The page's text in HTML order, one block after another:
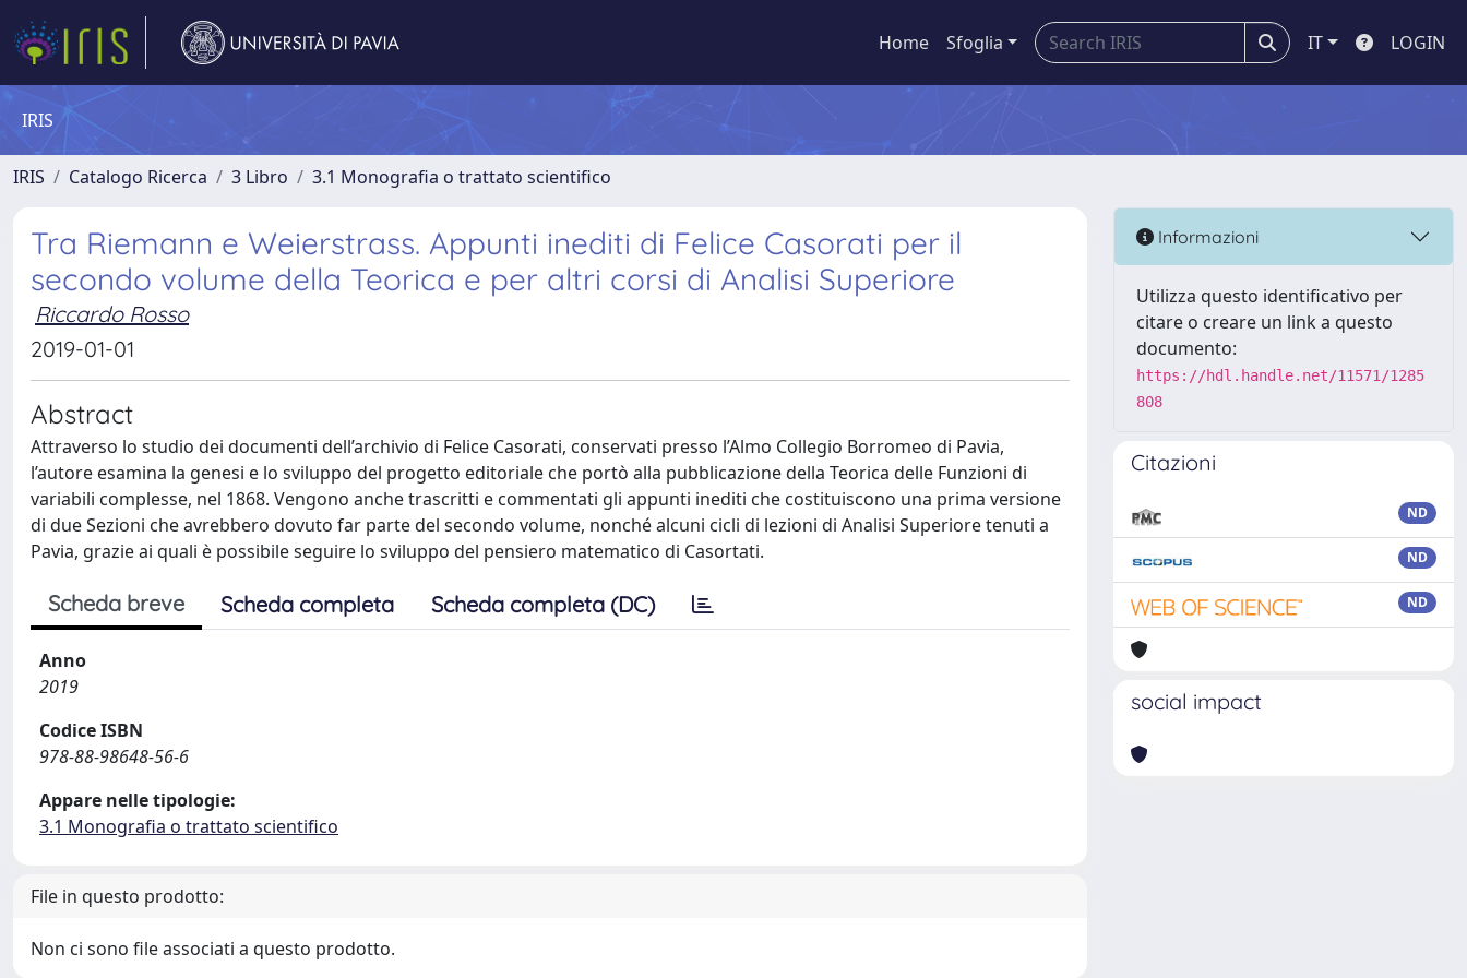
Home Sfoglia IT LOGIN
IRIS
IRIS Catalogo Ricerca 3 Libro 3.1 Monografia o trattato scientifico
Tra Riemann e Weierstrass. Appunti inediti di Felice Casorati per il
secondo volume della Teorica e per altri corsi di Analisi Superiore
Riccardo Rosso
2019-01-01
Abstract
Attraverso lo studio dei documenti dell’archivio di Felice Casorati, conservati presso l’Almo Collegio Borromeo di Pavia,
l’autore esamina la genesi e lo sviluppo del progetto editoriale che portò alla pubblicazione della Teorica delle Funzioni di
variabili complesse, nel 1868. Vengono anche trascritti e commentati gli appunti inediti che costituiscono una prima versione
di due Sezioni che avrebbero dovuto far parte del secondo volume, nonché alcuni cicli di lezioni di Analisi Superiore tenuti a
Pavia, grazie ai quali è possibile seguire lo sviluppo del pensiero matematico di Casortati.
Scheda breve Scheda completa Scheda completa (DC)
Anno
2019
Codice ISBN
978-88-98648-56-6
Appare nelle tipologie:
3.1 Monografia o trattato scientifico
File in questo prodotto:
Non ci sono file associati a questo prodotto.
Informazioni
Utilizza questo identificativo per
citare o creare un link a questo
documento:
https://hdl.handle.net/11571/1285
808
Citazioni
ND
ND
ND
social impact